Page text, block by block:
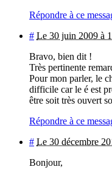
Répondre à ce
# Le 30 juin 2009 à
Bravo, bien dit !
Très pertinente
Pour mon parler, le
difficile car le é est
être soit très ouvert
Répondre à ce
# Le 30 décembre
Bonjour,